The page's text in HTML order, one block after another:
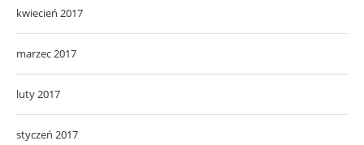
kwiecień 2017
marzec 2017
luty 2017
styczeń 2017